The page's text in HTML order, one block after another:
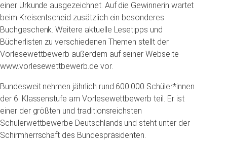
einer Urkunde ausgezeichnet. Auf die Gewinnerin wartet
beim Kreisentscheid zusätzlich ein besonderes
Buchgeschenk. Weitere aktuelle Lesetipps und
Bücherlisten zu verschiedenen Themen stellt der
Vorlesewettbewerb außerdem auf seiner Webseite
www.vorlesewettbewerb.de vor.
Bundesweit nehmen jährlich rund 600.000 Schüler*innen
der 6. Klassenstufe am Vorlesewettbewerb teil. Er ist
einer der größten und traditionsreichsten
Schülerwettbewerbe Deutschlands und steht unter der
Schirmherrschaft des Bundespräsidenten.